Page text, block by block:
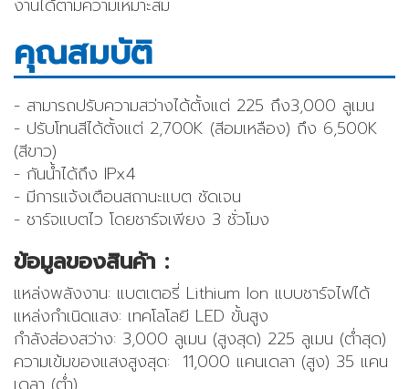
งานได้ตามความเหมาะสม
คุณสมบัติ
- สามารถปรับความสว่างได้ตั้งแต่ 225 ถึง3,000 ลูเมน
- ปรับโทนสีได้ตั้งแต่ 2,700K (สีอมเหลือง) ถึง 6,500K
(สีขาว)
- กันน้ำได้ถึง IPx4
- มีการแจ้งเตือนสถานะแบต ชัดเจน
- ชาร์จแบตไว โดยชาร์จเพียง 3 ชั่วโมง
ข้อมูลของสินค้า :
แหล่งพลังงาน: แบตเตอรี่ Lithium Ion แบบชาร์จไฟได้
แหล่งกำเนิดแสง: เทคโลโลยี LED ขั้นสูง
กำลังส่องสว่าง: 3,000 ลูเมน (สูงสุด) 225 ลูเมน (ต่ำสุด)
ความเข้มของแสงสูงสุด: 11,000 แคนเดลา (สูง) 35 แคน